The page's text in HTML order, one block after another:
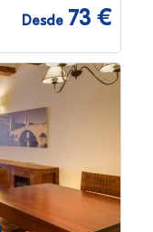
Desde 73 €